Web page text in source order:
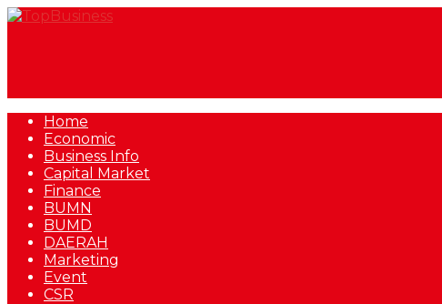
Home
Economic
Business Info
Capital Market
Finance
BUMN
BUMD
DAERAH
Marketing
Event
CSR